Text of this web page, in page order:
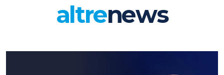
altrenews